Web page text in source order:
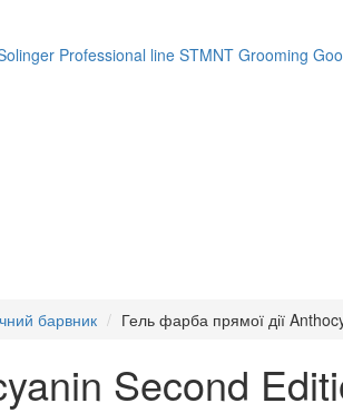
Professional line STMNT Grooming
барвник Гель фарба прямої дії
Second